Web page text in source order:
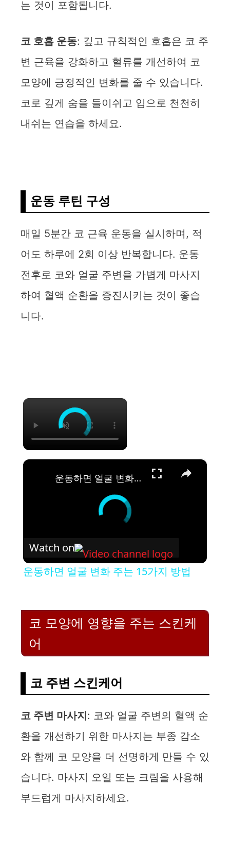
는 것이 포함됩니다.
코 호흡 운동: 깊고 규칙적인 호흡은 코 주
변 근육을 강화하고 혈류를 개선하여 코
모양에 긍정적인 변화를 줄 수 있습니다.
코로 깊게 숨을 들이쉬고 입으로 천천히
내쉬는 연습을 하세요.
운동 루틴 구성
매일 5분간 코 근육 운동을 실시하며, 적
어도 하루에 2회 이상 반복합니다. 운동
전후로 코와 얼굴 주변을 가볍게 마사지
하여 혈액 순환을 증진시키는 것이 좋습
니다.
×
×
운동하면 얼굴 변화 주는 15가지 방법
Watch on
운동하면 얼굴 변화 주는 15가지 방법
코 모양에 영향을 주는 스킨케
어
코 주변 스킨케어
코 주변 마사지: 코와 얼굴 주변의 혈액 순
환을 개선하기 위한 마사지는 부종 감소
와 함께 코 모양을 더 선명하게 만들 수 있
습니다. 마사지 오일 또는 크림을 사용해
부드럽게 마사지하세요.